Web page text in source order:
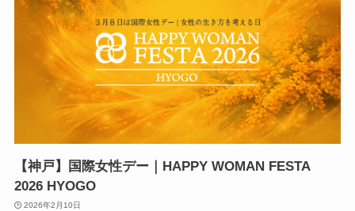
【神戸】国際女性デー｜HAPPY WOMAN FESTA
2026 HYOGO
2026年2月10日